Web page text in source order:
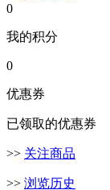
0
我的积分
0
优惠券
已领取的优惠券
>> 关注商品
>> 浏览历史